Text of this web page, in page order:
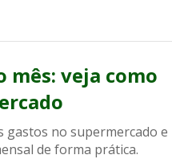
veja como
no supermercado e
de forma prática.